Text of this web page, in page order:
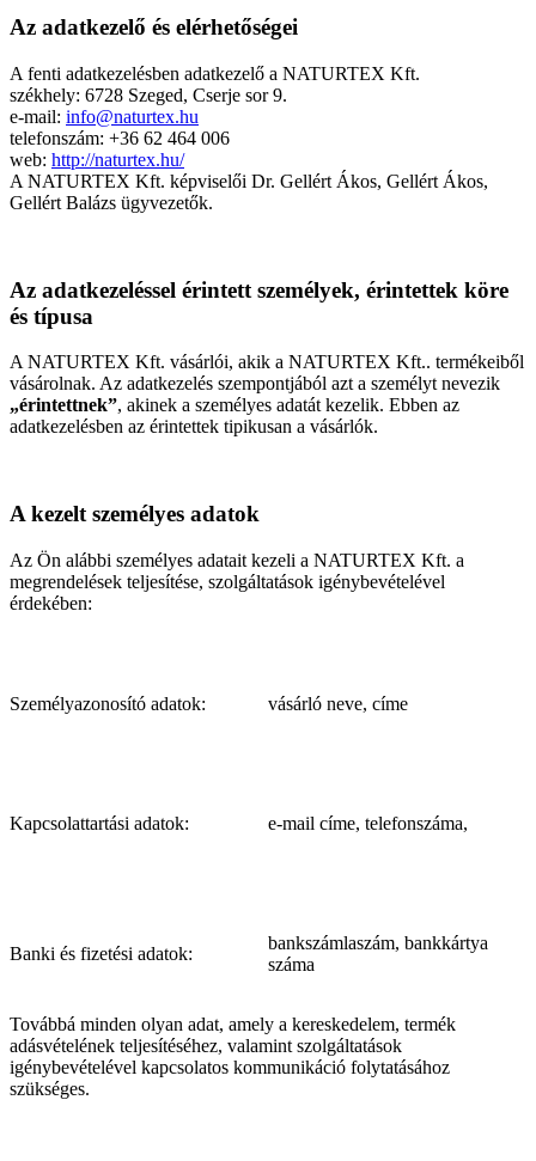
Az adatkezelő és elérhetőségei
A fenti adatkezelésben adatkezelő a NATURTEX Kft.
székhely: 6728 Szeged, Cserje sor 9.
e-mail: info@naturtex.hu
telefonszám: +36 62 464 006
web: http://naturtex.hu/
A NATURTEX Kft. képviselői Dr. Gellért Ákos, Gellért Ákos,
Gellért Balázs ügyvezetők.
Az adatkezeléssel érintett személyek, érintettek köre
és típusa
A NATURTEX Kft. vásárlói, akik a NATURTEX Kft.. termékeiből
vásárolnak. Az adatkezelés szempontjából azt a személyt nevezik
„érintettnek”, akinek a személyes adatát kezelik. Ebben az
adatkezelésben az érintettek tipikusan a vásárlók.
A kezelt személyes adatok
Az Ön alábbi személyes adatait kezeli a NATURTEX Kft. a
megrendelések teljesítése, szolgáltatások igénybevételével
érdekében:
Személyazonosító adatok: vásárló neve, címe
Kapcsolattartási adatok: e-mail címe, telefonszáma,
Banki és fizetési adatok:
bankszámlaszám, bankkártya
száma
Továbbá minden olyan adat, amely a kereskedelem, termék
adásvételének teljesítéséhez, valamint szolgáltatások
igénybevételével kapcsolatos kommunikáció folytatásához
szükséges.